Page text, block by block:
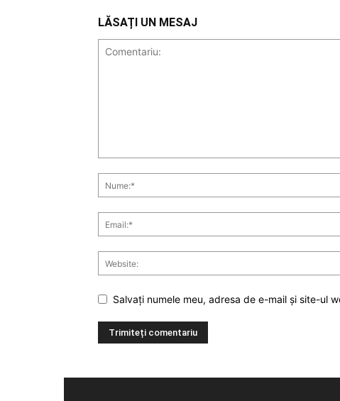
LĂSAȚI UN MESAJ
Salvați numele meu, adresa de e-mail și site-ul